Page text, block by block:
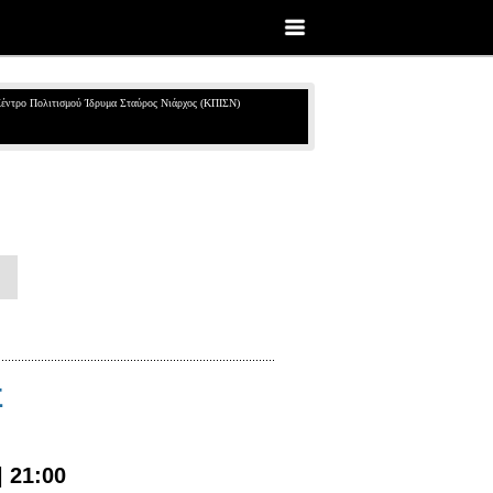
Πολιτισμού Ίδρυμα Σταύρος Νιάρχος (ΚΠΙΣΝ)
21:00